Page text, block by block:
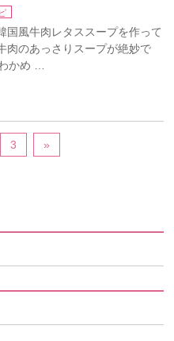
国風牛肉レタススープを作って
肉のあっさりスープが絶妙で
め …
3 »